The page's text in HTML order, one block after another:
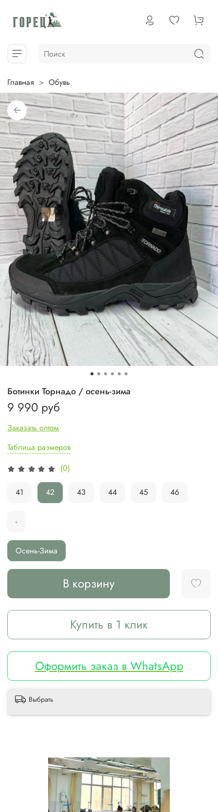
Главная Обувь
(0)
Ботинки Торнадо / осень-зима
9 990 руб
Заказать оптом
Таблица размеров
В корзину
Купить в 1 клик
Оформить заказ в WhatsApp
41 42 43 44 45 46
-
Осень-Зима
Выбрать